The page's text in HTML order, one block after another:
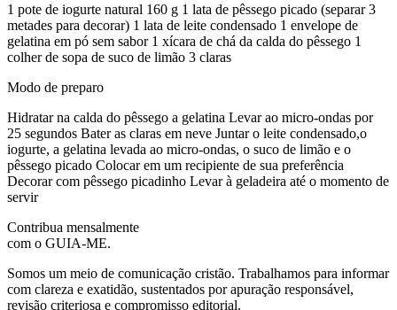
1 pote de iogurte natural 160 g 1 lata de pêssego picado (separar 3
metades para decorar) 1 lata de leite condensado 1 envelope de
gelatina em pó sem sabor 1 xícara de chá da calda do pêssego 1
colher de sopa de suco de limão 3 claras
Modo de preparo
Hidratar na calda do pêssego a gelatina Levar ao micro-ondas por
25 segundos Bater as claras em neve Juntar o leite condensado,o
iogurte, a gelatina levada ao micro-ondas, o suco de limão e o
pêssego picado Colocar em um recipiente de sua preferência
Decorar com pêssego picadinho Levar à geladeira até o momento de
servir
Contribua mensalmente
com o GUIA-ME.
Somos um meio de comunicação cristão. Trabalhamos para informar
com clareza e exatidão, sustentados por apuração responsável,
revisão criteriosa e compromisso editorial.